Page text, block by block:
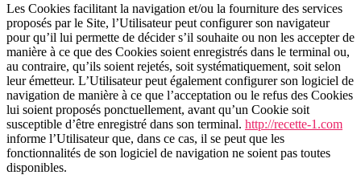
Les Cookies facilitant la navigation et/ou la fourniture des services
proposés par le Site, l’Utilisateur peut configurer son navigateur
pour qu’il lui permette de décider s’il souhaite ou non les accepter de
manière à ce que des Cookies soient enregistrés dans le terminal ou,
au contraire, qu’ils soient rejetés, soit systématiquement, soit selon
leur émetteur. L’Utilisateur peut également configurer son logiciel de
navigation de manière à ce que l’acceptation ou le refus des Cookies
lui soient proposés ponctuellement, avant qu’un Cookie soit
susceptible d’être enregistré dans son terminal. http://recette-1.com
informe l’Utilisateur que, dans ce cas, il se peut que les
fonctionnalités de son logiciel de navigation ne soient pas toutes
disponibles.